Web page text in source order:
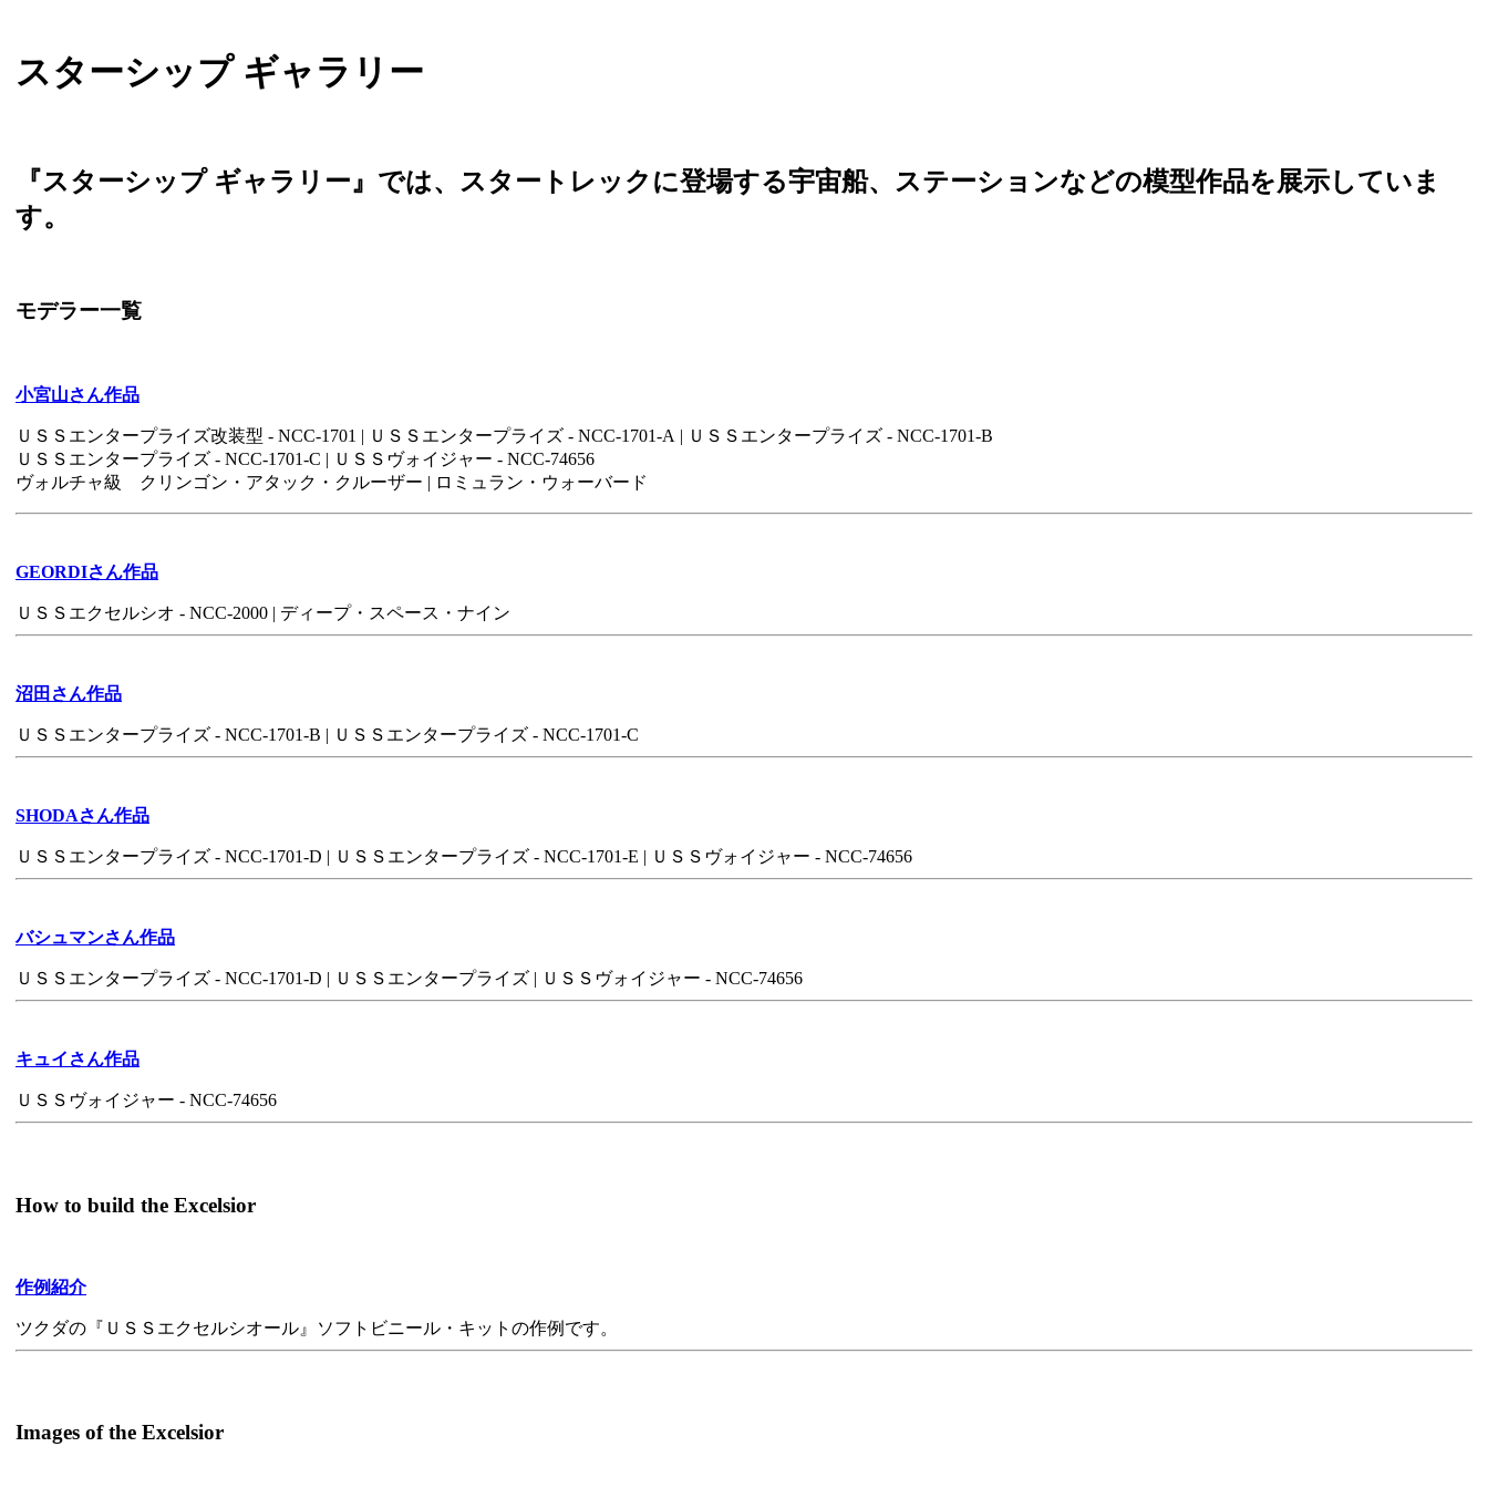
スターシップ ギャラリー
『スターシップ ギャラリー』では、スタートレックに登場する宇宙船、ステーションなどの模型作品を展示していま
す。
モデラー一覧
小宮山さん作品
ＵＳＳエンタープライズ改装型 - NCC-1701 | ＵＳＳエンタープライズ - NCC-1701-A | ＵＳＳエンタープライズ - NCC-1701-B
ＵＳＳエンタープライズ - NCC-1701-C | ＵＳＳヴォイジャー - NCC-74656
ヴォルチャ級 クリンゴン・アタック・クルーザー | ロミュラン・ウォーバード
GEORDIさん作品
ＵＳＳエクセルシオ - NCC-2000 | ディープ・スペース・ナイン
沼田さん作品
ＵＳＳエンタープライズ - NCC-1701-B | ＵＳＳエンタープライズ - NCC-1701-C
SHODAさん作品
ＵＳＳエンタープライズ - NCC-1701-D | ＵＳＳエンタープライズ - NCC-1701-E | ＵＳＳヴォイジャー - NCC-74656
バシュマンさん作品
ＵＳＳエンタープライズ - NCC-1701-D | ＵＳＳエンタープライズ | ＵＳＳヴォイジャー - NCC-74656
キュイさん作品
ＵＳＳヴォイジャー - NCC-74656
How to build the Excelsior
作例紹介
ツクダの『ＵＳＳエクセルシオール』ソフトビニール・キットの作例です。
Images of the Excelsior